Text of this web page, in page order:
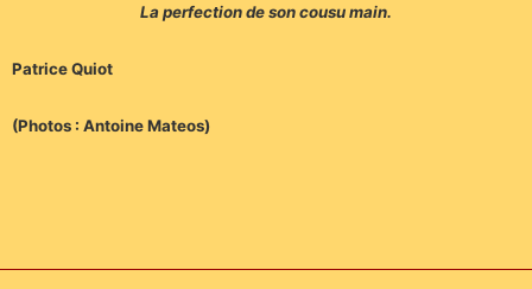
La perfection de son cousu main.
Patrice Quiot
(Photos : Antoine Mateos)